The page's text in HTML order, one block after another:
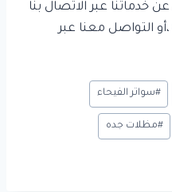
خدماتنا عبر الاتصال بنا
،أو التواصل معنا عبر
#سواتر الفيحاء
#مظلات جده